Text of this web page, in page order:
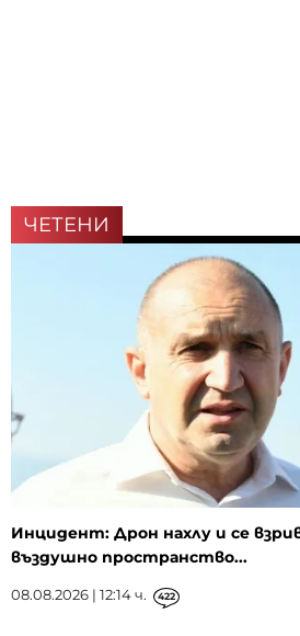
ЧЕТЕНИ
Инцидент: Дрон нахлу и се
въздушно пространство...
08.08.2026 | 12:14 ч. 422